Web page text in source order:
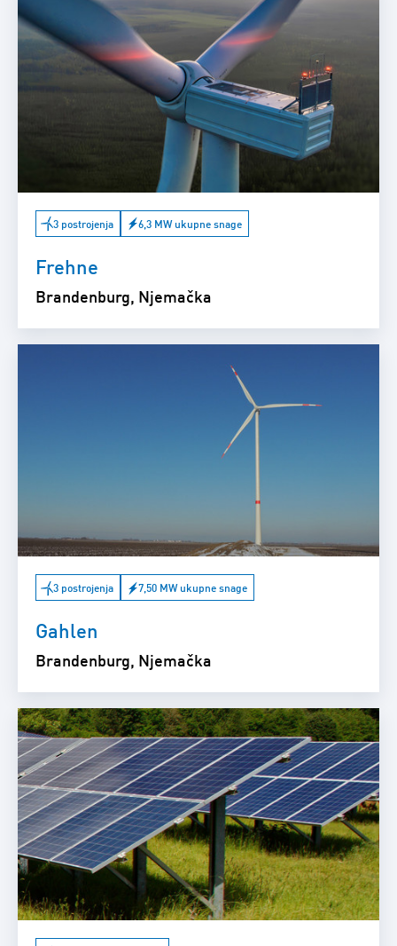
3 postrojenja 6,3 MW ukupne snage
Frehne
Brandenburg, Njemačka
3 postrojenja 7,50 MW ukupne snage
Gahlen
Brandenburg, Njemačka